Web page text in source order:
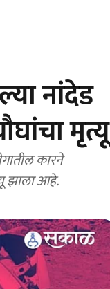
नांदेड
मृत्यू
कारने
झाला आहे.